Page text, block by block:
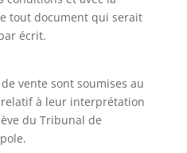
tout document qui serait
écrit.
vente sont soumises au
à leur interprétation
du Tribunal de